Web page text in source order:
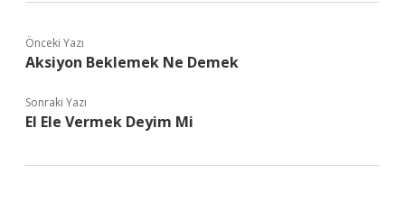
Önceki Yazı
Aksiyon Beklemek Ne Demek
Sonraki Yazı
El Ele Vermek Deyim Mi